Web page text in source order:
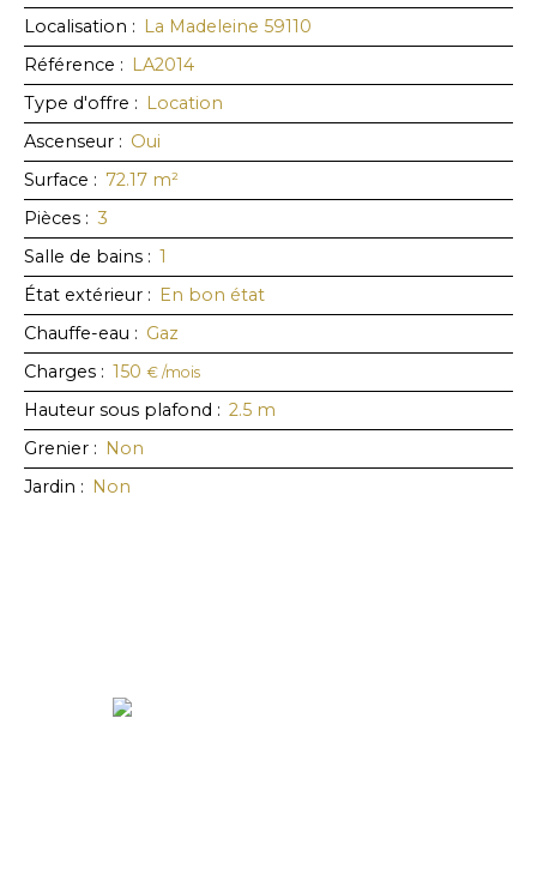
Localisation : La Madeleine 59110
Référence : LA2014
Type d'offre : Location
Ascenseur : Oui
Surface : 72.17 m²
Pièces : 3
Salle de bains : 1
État extérieur : En bon état
Chauffe-eau : Gaz
Charges : 150 € /mois
Hauteur sous plafond : 2.5 m
Grenier : Non
Jardin : Non